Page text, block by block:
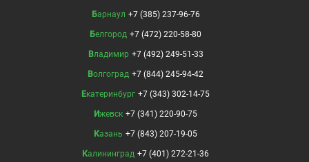
Барнаул +7 (385) 237-96-76
Белгород +7 (472) 220-58-80
Владимир +7 (492) 249-51-33
Волгоград +7 (844) 245-94-42
Екатеринбург +7 (343) 302-14-75
Ижевск +7 (341) 220-90-75
Казань +7 (843) 207-19-05
Калининград +7 (401) 272-21-36